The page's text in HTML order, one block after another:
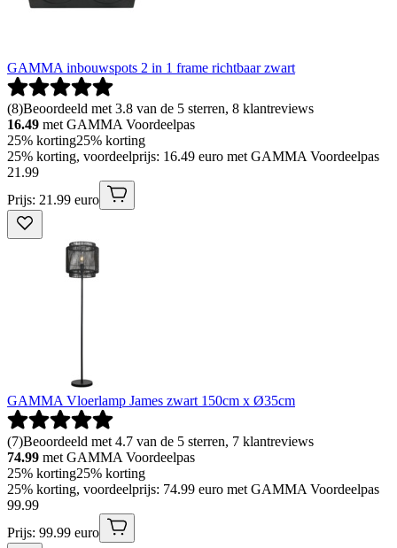
GAMMA inbouwspots 2 in 1 frame richtbaar zwart
(8)Beoordeeld met 3.8 van de 5 sterren, 8 klantreviews
16.49 met GAMMA Voordeelpas
25% korting25% korting
25% korting, voordeelprijs: 16.49 euro met GAMMA Voordeelpas
21 .99
Prijs: 21.99 euro
GAMMA Vloerlamp James zwart 150cm x Ø35cm
(7)Beoordeeld met 4.7 van de 5 sterren, 7 klantreviews
74.99 met GAMMA Voordeelpas
25% korting25% korting
25% korting, voordeelprijs: 74.99 euro met GAMMA Voordeelpas
99.99
Prijs: 99.99 euro